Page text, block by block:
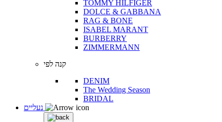
TOMMY HILFIGER
DOLCE & GABBANA
RAG & BONE
ISABEL MARANT
BURBERRY
ZIMMERMANN
קנה לפי
DENIM
The Wedding Season
BRIDAL